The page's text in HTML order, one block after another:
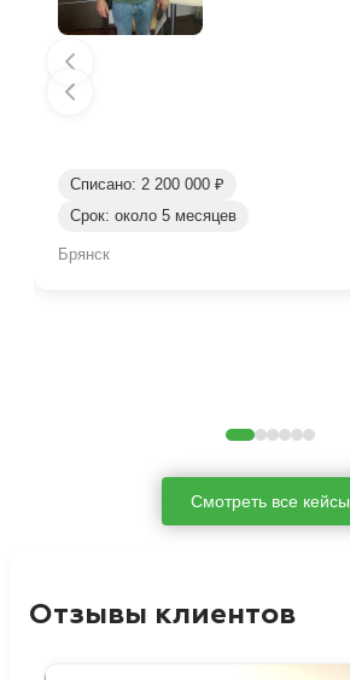
Списано: 2 200 000 ₽
Срок: около 5 месяцев
Брянск
Смотреть все кейсы
Отзывы клиентов